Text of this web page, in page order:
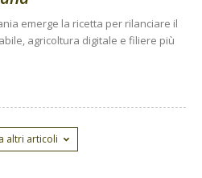
emerge la ricetta per rilanciare il
agricoltura digitale e filiere più
altri articoli